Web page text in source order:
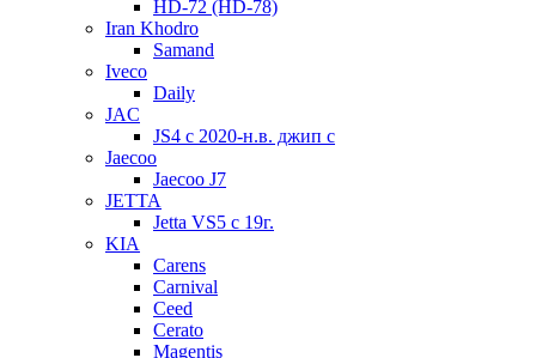
HD-72 (HD-78)
Iran Khodro
Samand
Iveco
Daily
JAC
JS4 с 2020-н.в. джип с
Jaecoo
Jaecoo J7
JETTA
Jetta VS5 с 19г.
KIA
Carens
Carnival
Ceed
Cerato
Magentis